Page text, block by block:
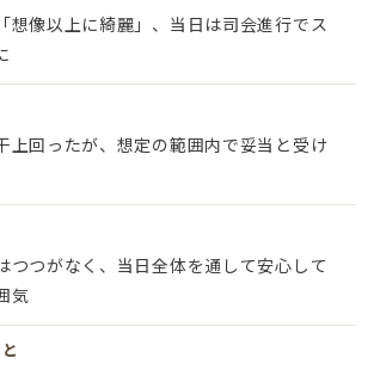
想像以上に綺麗」、当日は司会進行でス
上回ったが、想定の範囲内で妥当と受け
つつがなく、当日全体を通して安心して
気